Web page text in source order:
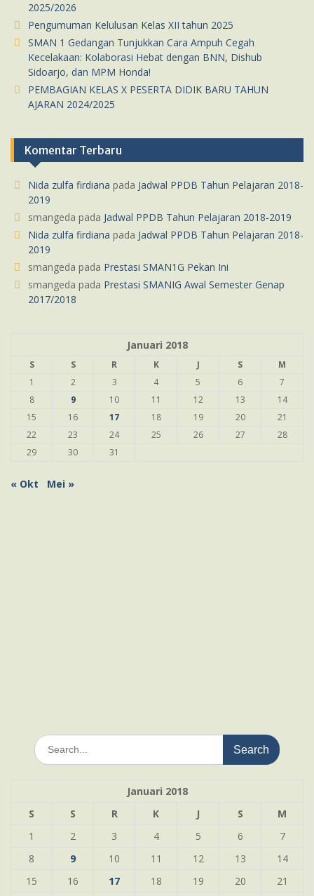
2025/2026
Pengumuman Kelulusan Kelas XII tahun 2025
SMAN 1 Gedangan Tunjukkan Cara Ampuh Cegah
Kecelakaan: Kolaborasi Hebat dengan BNN, Dishub
Sidoarjo, dan MPM Honda!
PEMBAGIAN KELAS X PESERTA DIDIK BARU TAHUN
AJARAN 2024/2025
Komentar Terbaru
Nida zulfa firdiana pada Jadwal PPDB Tahun Pelajaran 2018-
2019
smangeda pada Jadwal PPDB Tahun Pelajaran 2018-2019
Nida zulfa firdiana pada Jadwal PPDB Tahun Pelajaran 2018-
2019
smangeda pada Prestasi SMAN1G Pekan Ini
smangeda pada Prestasi SMANIG Awal Semester Genap
2017/2018
Januari 2018
S S R K J S
M
1
2 3 4 5 6
7
8
9 10 11 12 13
14
15
16 17 18 19 20
21
22
23 24 25 26 27
28
29
30 31
« Okt Mei »
Search
for:
Januari 2018
S
S R K J S
M
1
2 3 4 5 6
7
8
9 10 11 12 13
14
15
16 17 18 19 20
21